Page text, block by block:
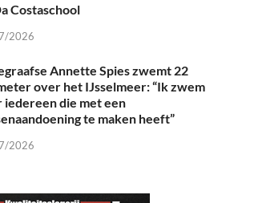
Costaschool
2026
Annette Spies zwemt 22
over het IJsselmeer: “Ik zwem
iedereen die met een
te maken heeft”
2026